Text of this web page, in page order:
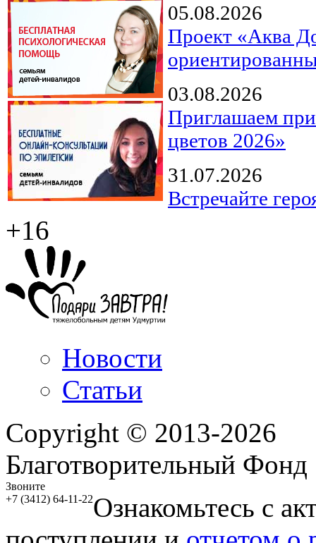
05.08.2026
Проект «Аква
03.08.2026
Приглашаем
цветов 2026»
31.07.2026
Встречайте
+16
Новости
Статьи
Copyright © 2013-2026
Благотворительный
Звоните
+7 (3412) 64-11-22Ознакомьтесь с